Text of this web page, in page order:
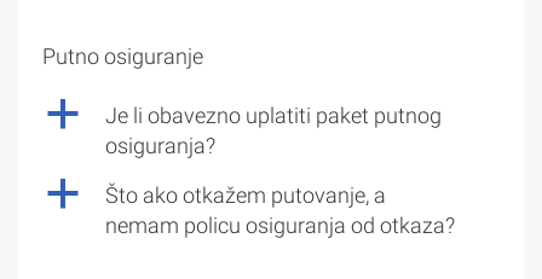
Putno osiguranje
a
Je li obavezno uplatiti paket putnog
osiguranja?
a
Što ako otkažem putovanje, a
nemam policu osiguranja od otkaza?